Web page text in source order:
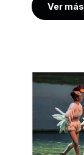
Ver más